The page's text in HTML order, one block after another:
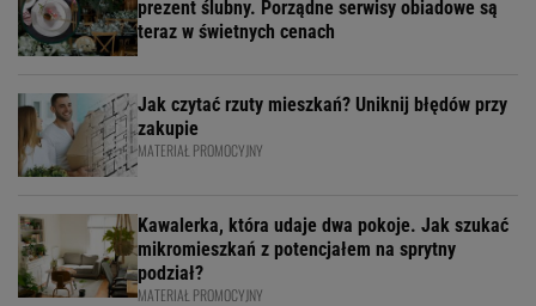
prezent ślubny. Porządne serwisy obiadowe są
teraz w świetnych cenach
Jak czytać rzuty mieszkań? Uniknij błędów przy
zakupie
MATERIAŁ PROMOCYJNY
Kawalerka, która udaje dwa pokoje. Jak szukać
mikromieszkań z potencjałem na sprytny
podział?
MATERIAŁ PROMOCYJNY